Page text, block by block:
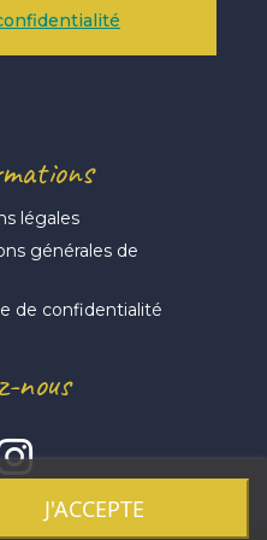
légales
générales de
de confidentialité
nous
J'ACCEPTE